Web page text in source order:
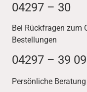
04297 – 30
Bei Rückfragen zum
Bestellungen
04297 – 39 09
Persönliche Beratung